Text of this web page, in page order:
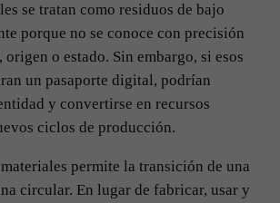
se tratan como residuos de bajo
porque no se conoce con precisión
o estado. Sin embargo, si esos
un pasaporte digital, podrían
y convertirse en recursos
ciclos de producción.
permite la transición de una
circular. En lugar de fabricar, usar y